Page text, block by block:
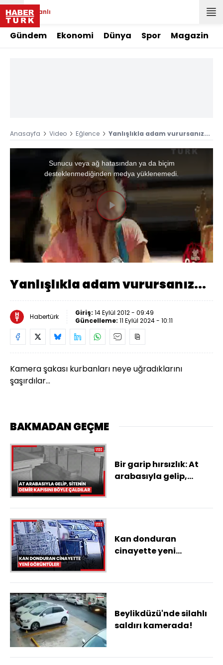
Canlı
Gündem Ekonomi Dünya Spor Magazin
Anasayfa Video Eğlence Yanlışlıkla adam vurursanız...
Videoyu
Oynat
Sunucu veya ağ hatasından ya da biçim
desteklenmediğinden medya yüklenemedi.
Yanlışlıkla adam vurursanız...
Habertürk Giriş: 14 Eylül 2012 - 09:49
Güncelleme: 11 Eylül 2024 - 10:11
Kamera şakası kurbanları neye uğradıklarını
şaşırdılar...
BAKMADAN GEÇME
Bir garip hırsızlık: At
arabasıyla gelip,
Kan donduran
cinayette yeni
Beylikdüzü'nde silahlı
saldırı kamerada!